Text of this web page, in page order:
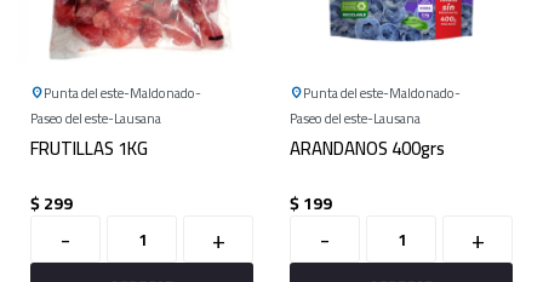
Punta del este Maldonado
Paseo del este Lausana
FRUTILLAS 1KG
$299
- +
Punta del este Maldonado
Paseo del este Lausana
ARANDANOS 400grs
$199
- +